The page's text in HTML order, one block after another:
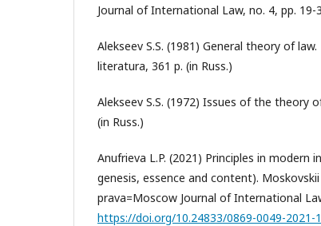
Journal of International Law, no. 4, pp. 19-
Alekseev S.S. (1981) General theory of
literatura, 361 p. (in Russ.)
Alekseev S.S. (1972) Issues of the theory
(in Russ.)
Anufrieva L.P. (2021) Principles in
genesis, essence and content).
prava=Moscow Journal of International
https://doi.org/10.24833/0869-0049-2021-